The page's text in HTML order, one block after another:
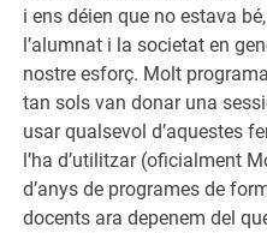
i ens déien que no estava
l’alumnat i la societat en
nostre esforç. Molt
tan sols van donar una
usar qualsevol d’aquestes
l’ha d’utilitzar (oficialment
d’anys de programes de
docents ara depenem del